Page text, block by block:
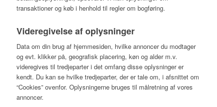
transaktioner og køb i henhold til regler om bogføring.
Videregivelse af oplysninger
Data om din brug af hjemmesiden, hvilke annoncer du modtager
og evt. klikker på, geografisk placering, køn og alder m.v.
videregives til tredjeparter i det omfang disse oplysninger er
kendt. Du kan se hvilke tredjeparter, der er tale om, i afsnittet om
“Cookies” ovenfor. Oplysningerne bruges til målretning af vores
annoncer.